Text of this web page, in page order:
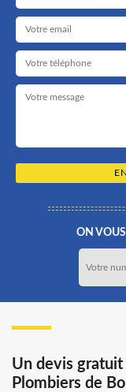
ON
Un devis
Plombiers de